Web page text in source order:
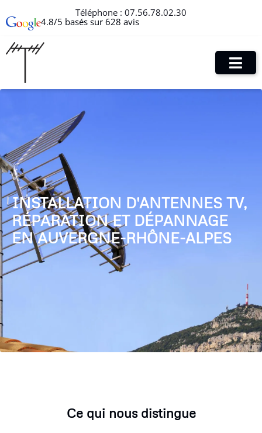
Téléphone : 07.56.78.02.30
4.8/5 basés sur 628 avis
INSTALLATION D'ANTENNES TV,
RÉPARATION ET DÉPANNAGE
EN AUVERGNE-RHÔNE-ALPES
Ce qui nous distingue